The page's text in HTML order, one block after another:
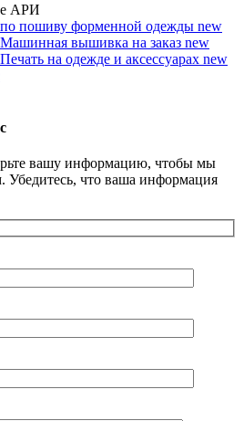
АРИ
пошиву форменной одежды new
вышивка на заказ new
на одежде и аксессуарах new
вашу информацию, чтобы мы
Убедитесь, что ваша информация